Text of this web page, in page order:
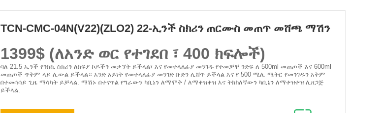
TCN-CMC-04N(V22)(ZLO2) 22-ኢንች ስክሪን ጠርሙስ መጠጥ መሸጫ ማሽን
1399$ (ለአንድ ወር የተገደበ ፣ 400 ክፍሎች)
ባለ 21.5 ኢንች የንክኪ ስክሪን ለክፍያ ኮዶችን መቃኘት ይችላል፣ እና የመተላለፊያ መንገዱ የተመቻቸ ንድፍ ለ 500ml መጠጦች እና 600ml
መጠጦች ጥቅም ላይ ሊውል ይችላል። አንድ አይነት የመተላለፊያ መንገድ ቡድን ሊሸጥ ይችላል እና የ 500 ሚሊ ሜትር የመንገዱን አቅም
በተመሳሳይ ጊዜ ማሳካት ይቻላል. ማሽኑ በተናጥል የግራውን ካቢኔን ለማሞቅ / ለማቀዝቀዝ እና ትክክለኛውን ካቢኔን ለማቀዝቀዝ ሊዘጋጅ
ይችላል.